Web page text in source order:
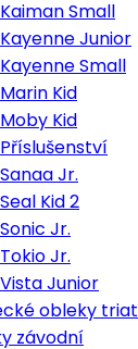
Kaiman Small
Kayenne Junior
Kayenne Small
Marin Kid
Moby Kid
Příslušenství
Sanaa Jr.
Seal Kid 2
Sonic Jr.
Tokio Jr.
Vista Junior
obleky
závodní